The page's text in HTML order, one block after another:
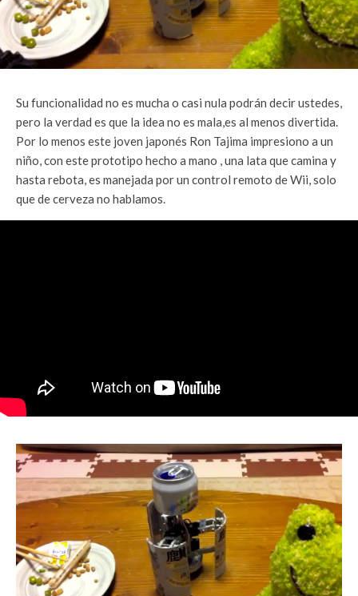
Su funcionalidad no es mucha o casi nula podrán decir ustedes,
pero la verdad es que la idea no es mala,es al menos divertida.
Por lo menos este joven japonés Ron Tajima impresiono a un
niño, con este prototipo hecho a mano , una lata que camina y
hasta rebota, es manejada por un control remoto de Wii, solo
que de cerveza no hablamos.